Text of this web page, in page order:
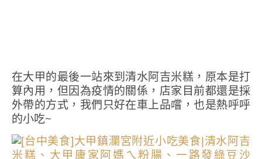
在大甲的最後一站來到清水阿吉米糕，原本是打
算內用，但因為疫情的關係，店家目前都還是採
外帶的方式，我們只好在車上品嚐，也是熱呼呼
的小吃~